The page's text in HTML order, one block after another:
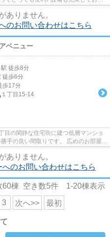
ありません。
のお問い合わせはこちら
ベニュー
駅 徒歩8分
徒歩6分
歩17分
１丁目15-14
目の閑静な住宅街に建つ低層マンショ
手の良い間取りです。 広めのお部屋を
ありません。
のお問い合わせはこちら
60棟 空き数5件 1-20棟表示
3 次へ>> 最初